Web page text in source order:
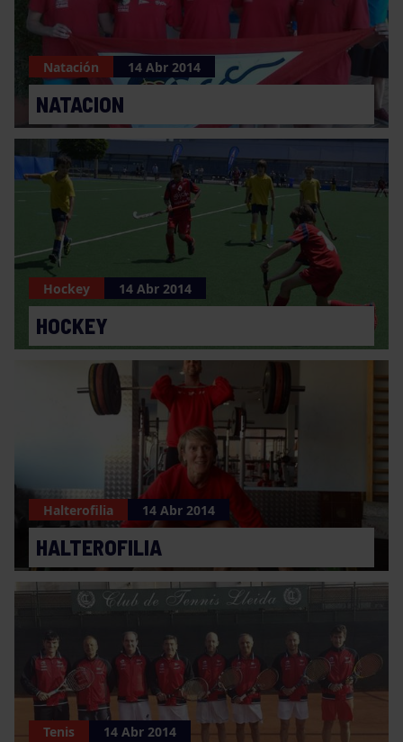
Natación 14 Abr 2014
NATACION
Hockey 14 Abr 2014
HOCKEY
Halterofilia 14 Abr 2014
HALTEROFILIA
Tenis 14 Abr 2014